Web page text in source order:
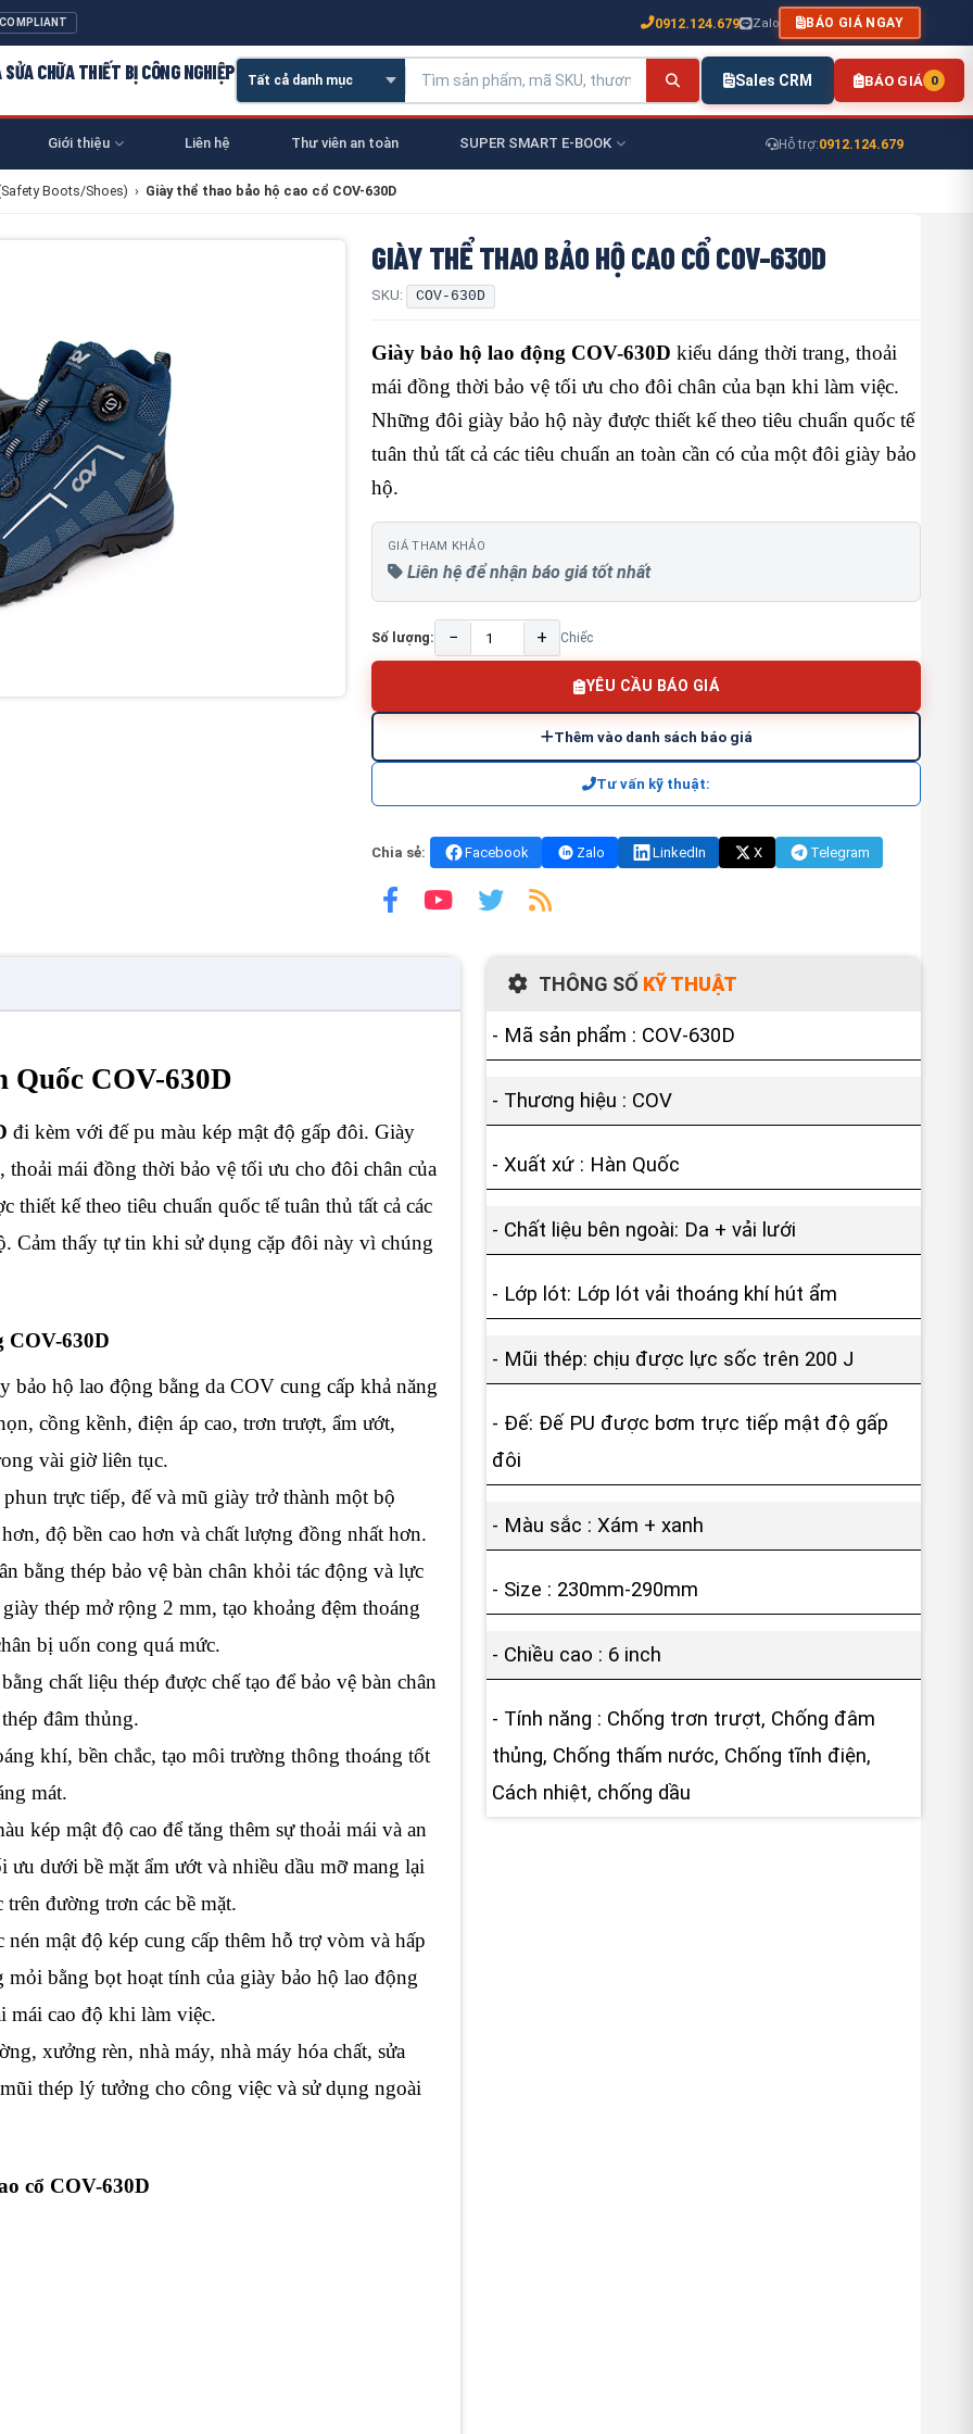
0912.124.679 Zalo BÁO GIÁ NGAY
CHỮA THIẾT BỊ CÔNG NGHIỆP Sales CRM BÁO GIÁ 0
Giới thiệu Liên hệ Thư viên an toàn SUPER SMART E-BOOK Hỗ trợ:0912.124.679
Boots/Shoes) › Giày thể thao bảo hộ cao cổ COV-630D
GIÀY THỂ THAO BẢO HỘ CAO CỔ COV-630D
SKU: COV-630D
Giày bảo hộ lao động COV-630D kiểu dáng thời trang, thoải
mái đồng thời bảo vệ tối ưu cho đôi chân của bạn khi làm việc.
Những đôi giày bảo hộ này được thiết kế theo tiêu chuẩn quốc tế
tuân thủ tất cả các tiêu chuẩn an toàn cần có của một đôi giày bảo
hộ.
GIÁ THAM KHẢO
Liên hệ để nhận báo giá tốt nhất
Số lượng: − + Chiếc
YÊU CẦU BÁO GIÁ
Thêm vào danh sách báo giá
Tư vấn kỹ thuật:
Chia sẻ: Facebook Zalo LinkedIn X Telegram
Quốc COV-630D
đi kèm với đế pu màu kép mật độ gấp đôi. Giày
mái đồng thời bảo vệ tối ưu cho đôi chân của
kế theo tiêu chuẩn quốc tế tuân thủ tất cả các
Cảm thấy tự tin khi sử dụng cặp đôi này vì chúng
COV-630D
bảo hộ lao động bằng da COV cung cấp khả năng
cồng kềnh, điện áp cao, trơn trượt, ẩm ướt,
vài giờ liên tục.
trực tiếp, đế và mũ giày trở thành một bộ
độ bền cao hơn và chất lượng đồng nhất hơn.
bằng thép bảo vệ bàn chân khỏi tác động và lực
thép mở rộng 2 mm, tạo khoảng đệm thoáng
bị uốn cong quá mức.
chất liệu thép được chế tạo để bảo vệ bàn chân
đâm thủng.
khí, bền chắc, tạo môi trường thông thoáng tốt
mát.
kép mật độ cao để tăng thêm sự thoải mái và an
dưới bề mặt ẩm ướt và nhiều dầu mỡ mang lại
đường trơn các bề mặt.
mật độ kép cung cấp thêm hỗ trợ vòm và hấp
bằng bọt hoạt tính của giày bảo hộ lao động
mái cao độ khi làm việc.
xưởng rèn, nhà máy, nhà máy hóa chất, sửa
thép lý tưởng cho công việc và sử dụng ngoài
cổ COV-630D
THÔNG SỐ KỸ THUẬT
- Mã sản phẩm : COV-630D
- Thương hiệu : COV
- Xuất xứ : Hàn Quốc
- Chất liệu bên ngoài: Da + vải lưới
- Lớp lót: Lớp lót vải thoáng khí hút ẩm
- Mũi thép: chịu được lực sốc trên 200 J
- Đế: Đế PU được bơm trực tiếp mật độ gấp
đôi
- Màu sắc : Xám + xanh
- Size : 230mm-290mm
- Chiều cao : 6 inch
- Tính năng : Chống trơn trượt, Chống đâm
thủng, Chống thấm nước, Chống tĩnh điện,
Cách nhiệt, chống dầu